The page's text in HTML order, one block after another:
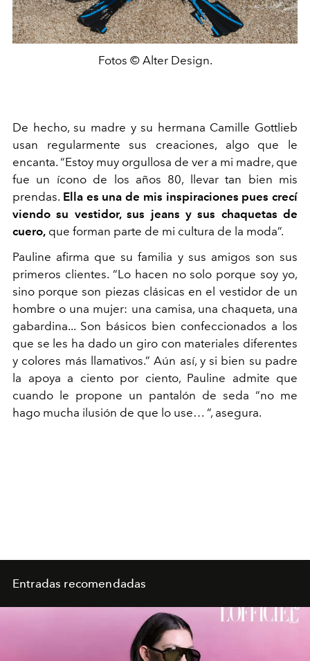
Fotos © Alter Design.
De hecho, su madre y su hermana Camille Gottlieb
usan regularmente sus creaciones, algo que le
encanta. “Estoy muy orgullosa de ver a mi madre, que
fue un ícono de los años 80, llevar tan bien mis
prendas. Ella es una de mis inspiraciones pues crecí
viendo su vestidor, sus jeans y sus chaquetas de
cuero, que forman parte de mi cultura de la moda”.
Pauline afirma que su familia y sus amigos son sus
primeros clientes. “Lo hacen no solo porque soy yo,
sino porque son piezas clásicas en el vestidor de un
hombre o una mujer: una camisa, una chaqueta, una
gabardina... Son básicos bien confeccionados a los
que se les ha dado un giro con materiales diferentes
y colores más llamativos.” Aún así, y si bien su padre
la apoya a ciento por ciento, Pauline admite que
cuando le propone un pantalón de seda “no me
hago mucha ilusión de que lo use… “, asegura.
Entradas recomendadas